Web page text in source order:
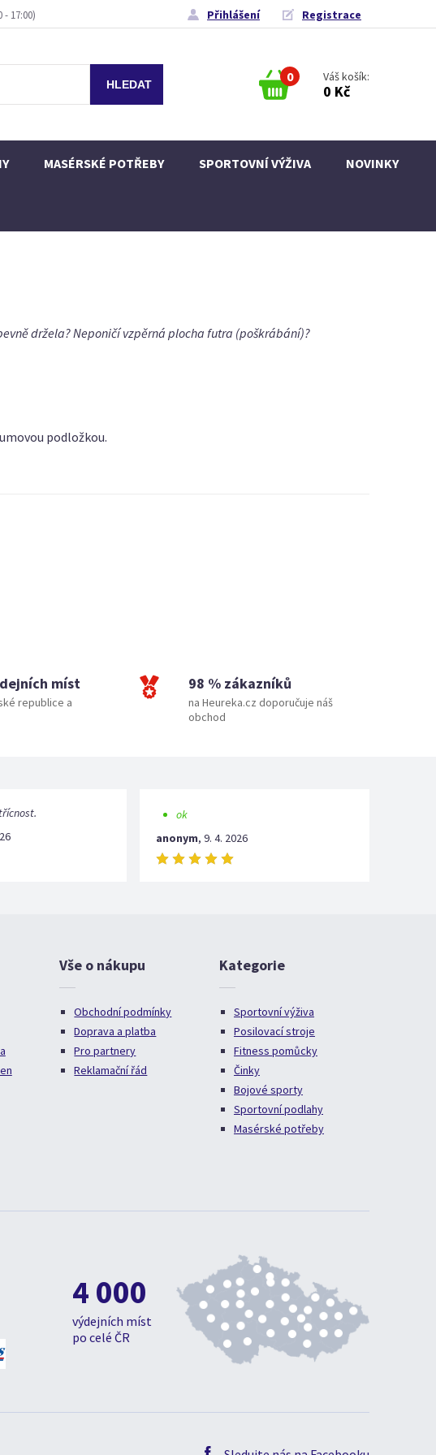
- 17:00) Přihlášení Registrace
0 Váš košík:
0 Kč
MASÉRSKÉ POTŘEBY SPORTOVNÍ VÝŽIVA NOVINKY
držela? Neponičí vzpěrná plocha futra (poškrábání)?
podložkou.
míst
republice a
98 % zákazníků
na Heureka.cz doporučuje náš
obchod
ok
anonym, 9. 4. 2026
Vše o nákupu
Obchodní podmínky
Doprava a platba
Pro partnery
Reklamační řád
Kategorie
Sportovní výživa
Posilovací stroje
Fitness pomůcky
Činky
Bojové sporty
Sportovní podlahy
Masérské potřeby
4 000
výdejních míst
po celé ČR